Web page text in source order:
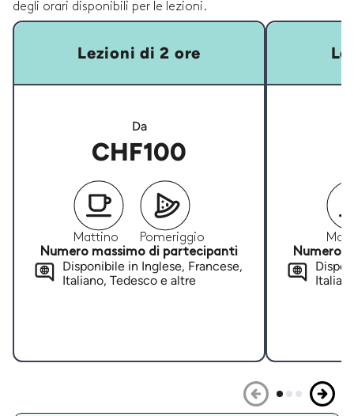
degli orari disponibili per le lezioni.
Lezioni di 2 ore
Da
CHF100
Mattino
Pomeriggio
Numero massimo di partecipanti
Disponibile in Inglese, Francese,
Italiano, Tedesco e altre
Numero